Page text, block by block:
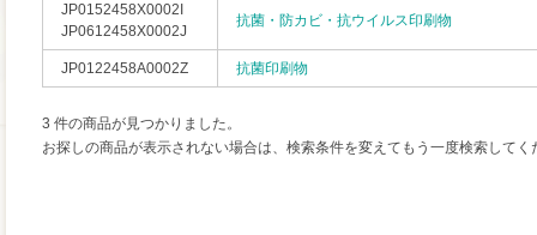
JP0152458X0002I
JP0612458X0002J
抗菌・防カビ・抗ウイルス印刷物
JP0122458A0002Z 抗菌印刷物
3 件の商品が見つかりました。
お探しの商品が表示されない場合は、検索条件を変えてもう一度検索してく